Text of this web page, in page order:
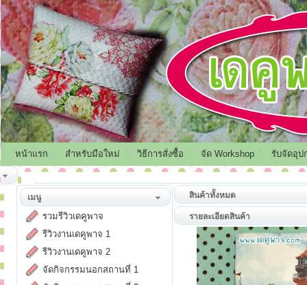
หน้าแรก สำหรับมือใหม่ วิธีการสั่งซื้อ จัด Workshop รับจัดอุป
เมนู
รวมรีวิวเดคูพาจ
รีวิวงานเดคูพาจ 1
รีวิวงานเดคูพาจ 2
จัดกิจกรรมนอกสถานที่ 1
สินค้าทั้งหมด
รายละเอียดสินค้า